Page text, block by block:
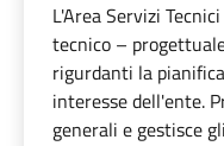
L'Area Servizi
tecnico –
rigurdanti la
interesse dell'ente.
generali e gestisce